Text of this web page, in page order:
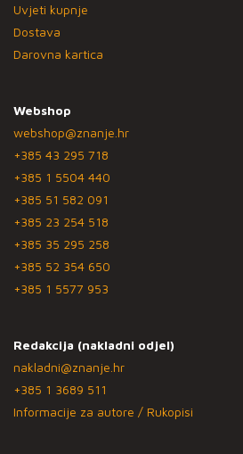
Uvjeti kupnje
Dostava
Darovna kartica
Webshop
webshop@znanje.hr
+385 43 295 718
+385 1 5504 440
+385 51 582 091
+385 23 254 518
+385 35 295 258
+385 52 354 650
+385 1 5577 953
Redakcija (nakladni odjel)
nakladni@znanje.hr
+385 1 3689 511
Informacije za autore / Rukopisi